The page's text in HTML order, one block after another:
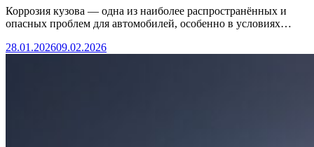
Коррозия кузова — одна из наиболее распространённых и
опасных проблем для автомобилей, особенно в условиях…
28.01.202609.02.2026